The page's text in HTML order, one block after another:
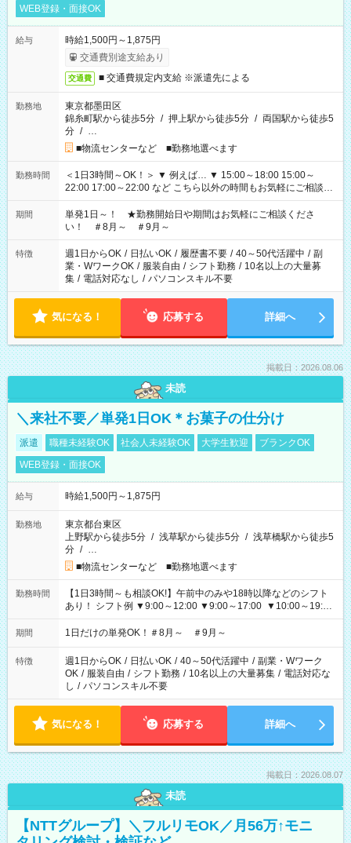
WEB登録・面接OK
給与
時給1,500円～1,875円
交通費別途支給あり
交通費 ■ 交通費規定内支給 ※派遣先による
勤務地
東京都墨田区
錦糸町駅から徒歩5分 / 押上駅から徒歩5分 / 両国駅から徒歩5
分 / …
■物流センターなど ■勤務地選べます
勤務時間
＜1日3時間～OK！＞ ▼ 例えば… ▼ 15:00～18:00 15:00～
22:00 17:00～22:00 など こちら以外の時間もお気軽にご相談く
ださい！
期間
単発1日～！ ★勤務開始日や期間はお気軽にご相談くださ
い！ ＃8月～ ＃9月～
特徴 週1日からOK / 日払いOK / 履歴書不要 / 40～50代活躍中 / 副
業・WワークOK / 服装自由 / シフト勤務 / 10名以上の大量募
集 / 電話対応なし / パソコンスキル不要
気になる！ 応募する 詳細へ
掲載日：2026.08.06
未読
＼来社不要／単発1日OK＊お菓子の仕分け
派遣 職種未経験OK 社会人未経験OK 大学生歓迎
ブランクOK
WEB登録・面接OK
給与 時給1,500円～1,875円
勤務地
東京都台東区
上野駅から徒歩5分 / 浅草駅から徒歩5分 / 浅草橋駅から徒歩5
分 / …
■物流センターなど ■勤務地選べます
勤務時間
【1日3時間～も相談OK!】午前中のみや18時以降などのシフト
あり！ シフト例 ▼9:00～12:00 ▼9:00～17:00 ▼10:00～19:00
▼18:00～21:00
期間 1日だけの単発OK！＃8月～ ＃9月～
特徴 週1日からOK / 日払いOK / 40～50代活躍中 / 副業・Wワーク
OK / 服装自由 / シフト勤務 / 10名以上の大量募集 / 電話対応な
し / パソコンスキル不要
気になる！ 応募する 詳細へ
掲載日：2026.08.07
未読
【NTTグループ】＼フルリモOK／月56万↑モニ